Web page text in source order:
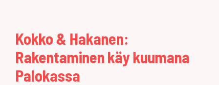
Kokko & Hakanen:
Rakentaminen käy kuumana
Palokassa